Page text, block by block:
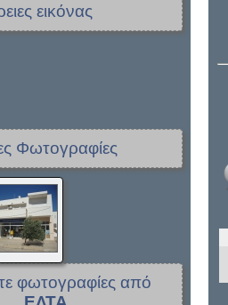
εικόνας
Φωτογραφίες
φωτογραφίες από